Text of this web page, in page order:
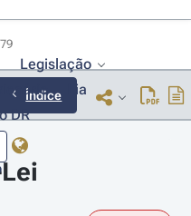
Legislação
Lia
DR
Índice